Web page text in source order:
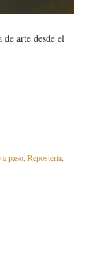
de arte desde el
a paso Repostería